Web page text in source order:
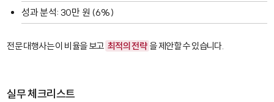
성과 분석: 30만 원 (6%)
전문 대행사는 이 비율을 보고 최적의 전략 을 제안할 수 있습니다.
실무 체크리스트